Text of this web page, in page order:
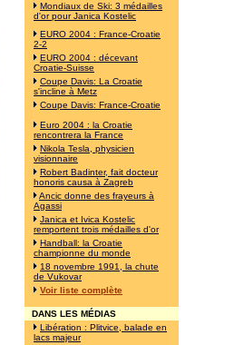
Mondiaux de Ski: 3 médailles
d'or pour Janica Kostelic
EURO 2004 : France-Croatie
2-2
EURO 2004 : décevant
Croatie-Suisse
Coupe Davis: La Croatie
s'incline à Metz
Coupe Davis: France-Croatie
Euro 2004 : la Croatie
rencontrera la France
Nikola Tesla, physicien
visionnaire
Robert Badinter, fait docteur
honoris causa à Zagreb
Ancic donne des frayeurs à
Agassi
Janica et Ivica Kostelic
remportent trois médailles d'or
Handball: la Croatie
championne du monde
18 novembre 1991, la chute
de Vukovar
Voir liste complète
DANS LES MÉDIAS
Libération : Plitvice, balade en
lacs majeur